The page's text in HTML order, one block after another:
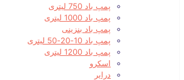
پمپ باد 750 لیتری
پمپ باد 1000 لیتری
پمپ باد بنزینی
پمپ باد 10-20-50 لیتری
پمپ باد 1200 لیتری
اسکرو
درایر